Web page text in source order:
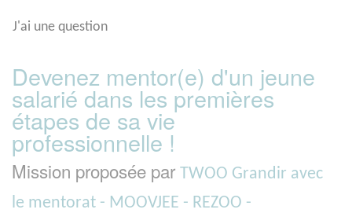
J'ai une question
Devenez mentor(e) d'un jeune
salarié dans les premières
étapes de sa vie
professionnelle !
Mission proposée par TWOO Grandir avec
le mentorat - MOOVJEE - REZOO -